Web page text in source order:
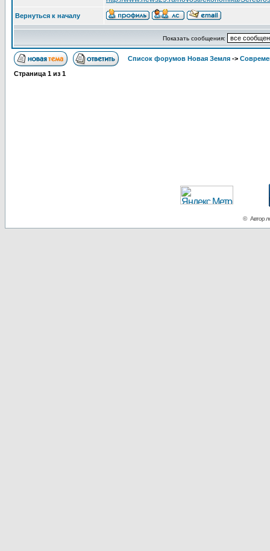
Вернуться к началу
Показать сообщения:
Список форумов Новая Земля ->
Страница 1 из 1
© Автор